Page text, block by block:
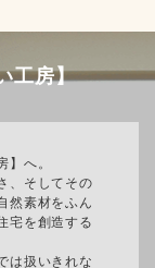
工房】
へ。
、そしてその
然素材をふん
宅を創造する
は扱いきれな